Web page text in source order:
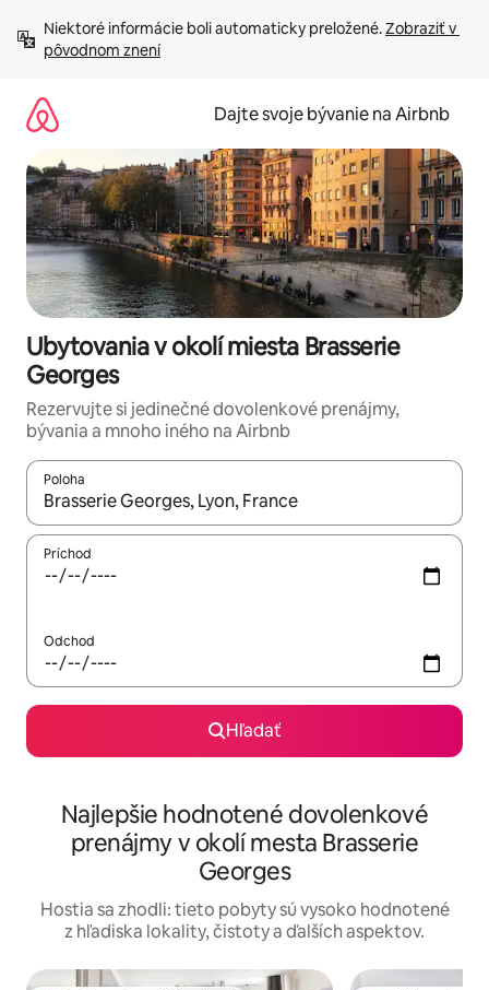
obsah.
Niektoré informácie boli automaticky preložené. Zobraziť v
pôvodnom znení
Dajte svoje bývanie na Airbnb
Ubytovania v okolí miesta Brasserie
Georges
Rezervujte si jedinečné dovolenkové prenájmy,
bývania a mnoho iného na Airbnb
Poloha
Keď budú výsledky k dispozícii, môžete si ich prechádzať
Príchod
Odchod
Hľadať
Najlepšie hodnotené dovolenkové
prenájmy v okolí mesta Brasserie
Georges
Hostia sa zhodli: tieto pobyty sú vysoko hodnotené
z hľadiska lokality, čistoty a ďalších aspektov.